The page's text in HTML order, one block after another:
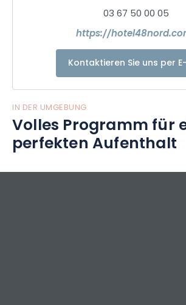
03 67 50 00 05
https://
Kontaktieren Sie uns per
IN DER UMGEBUNG
Volles Programm für
perfekten Aufenthalt